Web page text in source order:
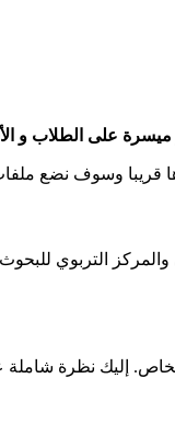
قريبا وسوف نضع
التربوي للبحوث
إليك نظرة شاملة